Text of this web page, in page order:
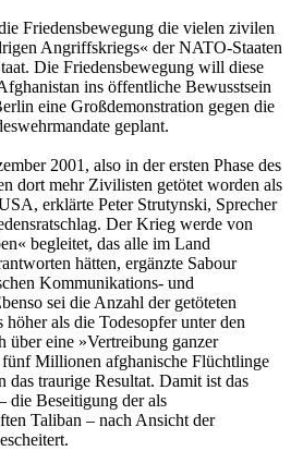
Friedensbewegung die vielen zivilen
Angriffskriegs« der NATO-Staaten
Die Friedensbewegung will diese
ins öffentliche Bewusstsein
eine Großdemonstration gegen die
geplant.
2001, also in der ersten Phase des
dort mehr Zivilisten getötet worden als
erklärte Peter Strutynski, Sprecher
Der Krieg werde von
begleitet, das alle im Land
hätten, ergänzte Sabour
Kommunikations- und
sei die Anzahl der getöteten
als die Todesopfer unter den
über eine »Vertreibung ganzer
Millionen afghanische Flüchtlinge
das traurige Resultat. Damit ist das
die Beseitigung der als
Taliban – nach Ansicht der